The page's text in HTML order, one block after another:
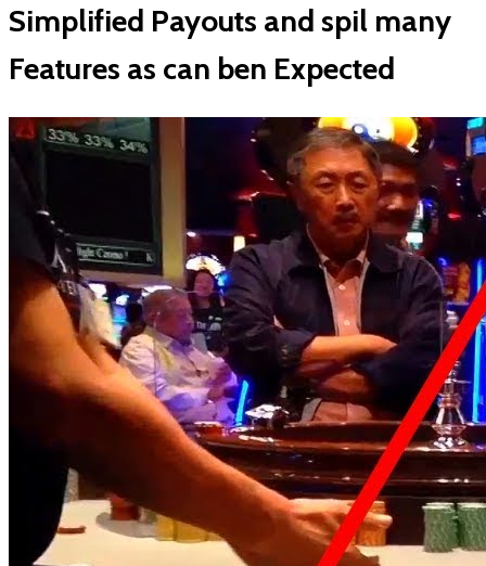
Simplified Payouts and spil many
Features as can ben Expected